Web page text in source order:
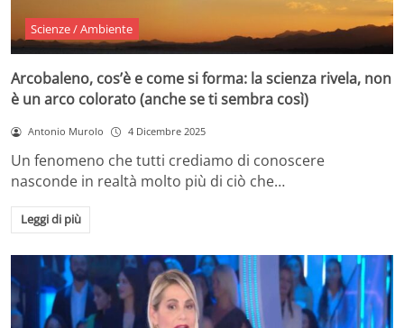
Scienze / Ambiente
Arcobaleno, cos’è e come si forma: la scienza rivela, non
è un arco colorato (anche se ti sembra così)
Antonio Murolo 4 Dicembre 2025
Un fenomeno che tutti crediamo di conoscere
nasconde in realtà molto più di ciò che…
Leggi di più